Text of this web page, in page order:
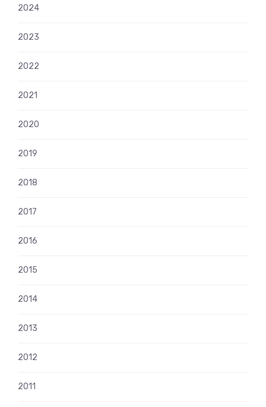
2024
2023
2022
2021
2020
2019
2018
2017
2016
2015
2014
2013
2012
2011